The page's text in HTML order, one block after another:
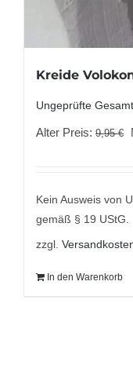
Kreide
Ungeprüfte
Alter Preis: 9,95€
Kein Ausweis von
gemäß § 19 UStG.
zzgl.
In den Warenkorb